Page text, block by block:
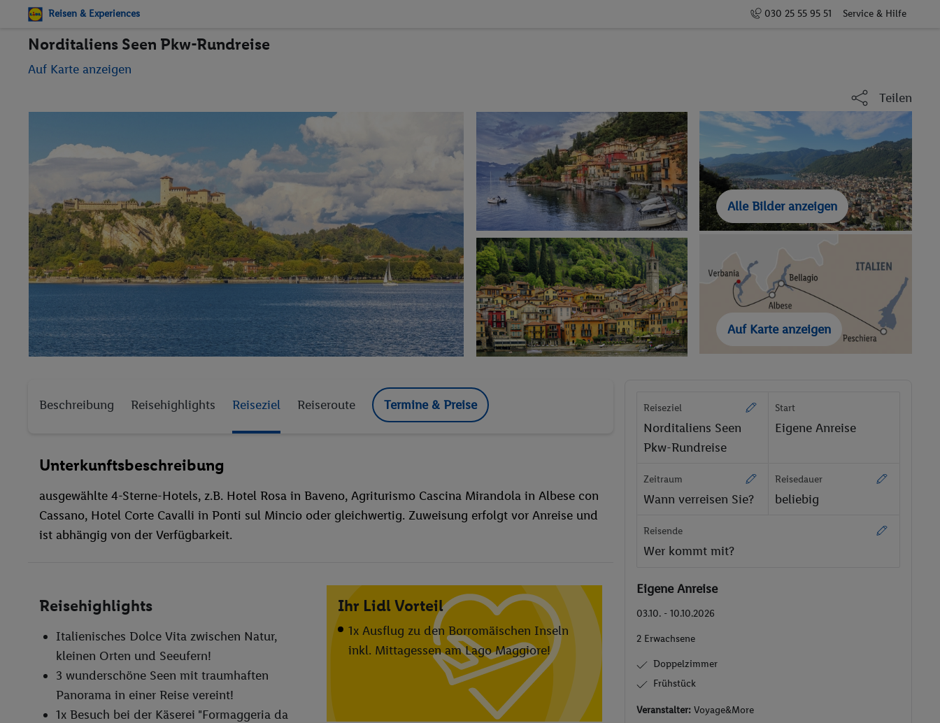
Reisen & Experiences 030 25 55 95 51 Service & Hilfe
Norditaliens Seen Pkw-Rundreise
Auf Karte anzeigen
Teilen
Alle Bilder anzeigen
Auf Karte anzeigen
Beschreibung Reisehighlights Reiseziel Reiseroute Termine & Preise
Unterkunftsbeschreibung
ausgewählte 4-Sterne-Hotels, z.B. Hotel Rosa in Baveno, Agriturismo Cascina Mirandola in Albese con
Cassano, Hotel Corte Cavalli in Ponti sul Mincio oder gleichwertig. Zuweisung erfolgt vor Anreise und
ist abhängig von der Verfügbarkeit.
Reisehighlights
Italienisches Dolce Vita zwischen Natur,
kleinen Orten und Seeufern!
3 wunderschöne Seen mit traumhaften
Panorama in einer Reise vereint!
1x Besuch bei der Käserei "Formaggeria da
Ihr Lidl Vorteil
1x Ausflug zu den Borromäischen Inseln
inkl. Mittagessen am Lago Maggiore!
Reiseziel
Norditaliens Seen
Pkw-Rundreise
Start
Eigene Anreise
Zeitraum
Wann verreisen Sie?
Reisedauer
beliebig
Reisende
Wer kommt mit?
Eigene Anreise
03.10. - 10.10.2026
2 Erwachsene
Doppelzimmer
Frühstück
Veranstalter:Voyage&More